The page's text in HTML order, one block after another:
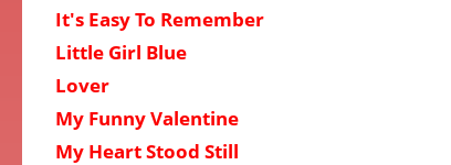
It's Easy To Remember
Little Girl Blue
Lover
My Funny Valentine
My Heart Stood Still